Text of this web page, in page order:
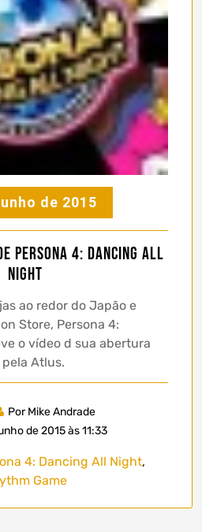
de 2015
Persona 4: Dancing All
Night
ao redor do Japão e
Store, Persona 4:
o vídeo d sua abertura
Atlus.
Por Mike Andrade
de 2015 às 11:33
4: Dancing All Night,
Game